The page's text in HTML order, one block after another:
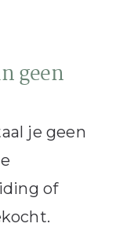
geen
je geen
of